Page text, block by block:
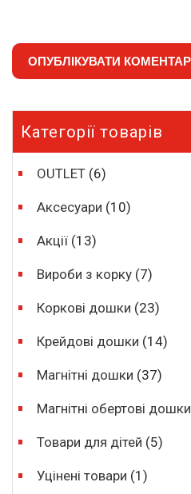
Категорії товарів
OUTLET (6)
Аксесуари (10)
Акції (13)
Вироби з корку (7)
Коркові дошки (23)
Крейдові дошки (14)
Магнітні дошки (37)
Магнітні обертові дошки
Товари для дітей (5)
Уцінені товари (1)